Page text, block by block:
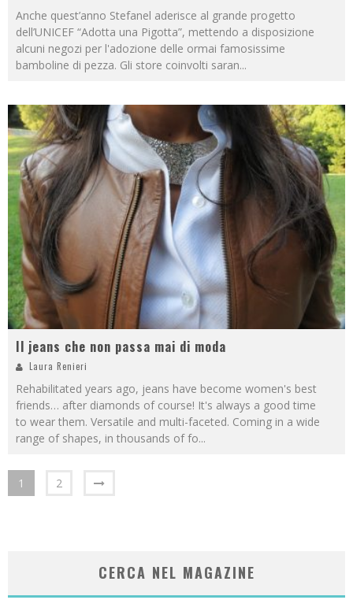
Anche quest’anno Stefanel aderisce al grande progetto
dell’UNICEF “Adotta una Pigotta”, mettendo a disposizione
alcuni negozi per l'adozione delle ormai famosissime
bamboline di pezza. Gli store coinvolti saran...
Il jeans che non passa mai di moda
Laura Renieri
Rehabilitated years ago, jeans have become women's best
friends… after diamonds of course! It's always a good time
to wear them. Versatile and multi-faceted. Coming in a wide
range of shapes, in thousands of fo...
1 2
CERCA NEL MAGAZINE